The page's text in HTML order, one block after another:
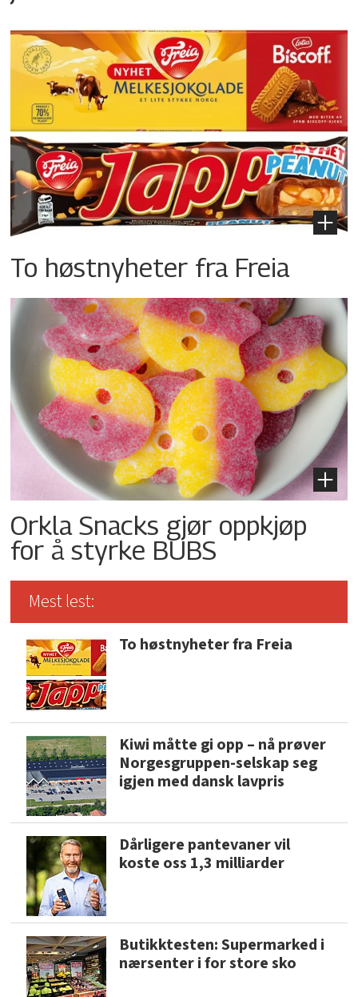
To høstnyheter fra Freia
Orkla Snacks gjør oppkjøp
for å styrke BUBS
Mest lest:
To høstnyheter fra Freia
Kiwi måtte gi opp – nå prøver
Norgesgruppen-selskap seg
igjen med dansk lavpris
Dårligere pantevaner vil
koste oss 1,3 milliarder
Butikktesten: Supermarked i
nærsenter i for store sko